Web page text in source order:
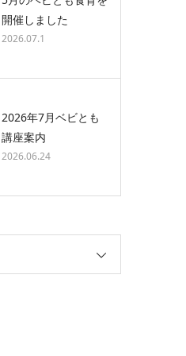
開催しました
2026.07.1
2026年7月ベビとも
講座案内
2026.06.24